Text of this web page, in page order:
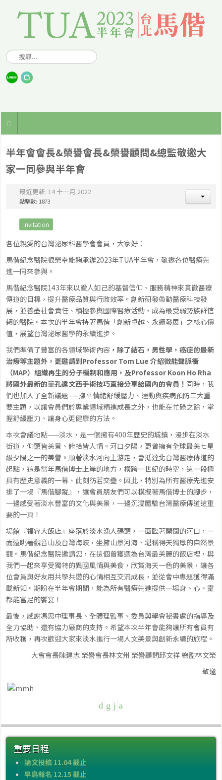
搜
尋
.
.
半年會會長&榮譽會長&榮譽顧問&總監敬邀大
家一同參與半年會
最近更新: 14 十一月 2022
點擊數: 1873
invitation
各位親愛的台灣泌尿科醫學會會員，大家好：
馬偕紀念醫院很榮幸能夠承辦2023年TUA半年會，敬邀各位醫療先
進一同來參與。
馬偕紀念醫院143年來以愛人如己的基督信仰、服務精神來貫徹醫療
傳道的目標，提升醫療品質與行政效率。創新研發帶動醫療科技發
展，並善盡社會責任、積極參與國際醫療活動，成為最受弱勢族群信
賴的醫院。本次的半年會持著馬偕「創新卓越、永續發展」之核心價
值，展望台灣泌尿醫學的永續進步。
我們準備了豐富的各領域學術內容 ，除了結石，男性學，癌症的最新
治療等主題外，更邀請到Professor Tom Lue 介紹微能聲脈衝
（MAP）組織再生的分子機制和應用，及Professor Koon Ho Rha
將國外最新的單孔達文西手術技巧直接分享給國內的會員！ 同時，我
們也加入了全新議題–—撫平情緒舒緩壓力、運動與疾病預防二大重
要主題，以讓會員們於專業領域精進成長之外，也能在忙碌之餘，掌
握舒緩壓力、讓身心更健康的方法。
本次會議地點——淡水，是一個擁有400年歷史的城鎮，漫步在淡水
街道，仰頭皆美景、俯拾皆人情。河口夕陽，更曾擁有全球最美七星
級夕陽之一的美譽。順著淡水河向上游走，會抵達北台灣醫療傳道的
起點，這是當年馬偕博士上岸的地方，橫跨一世紀的時空，這一段極
具有歷史意義的一幕、此刻彷若交疊。因此，特別為所有醫療先進安
排了一場『馬偕腳蹤』，讓會員朋友們可以模擬著馬偕博士的腳步，
一邊感受著淡水豐富的文化與美景，一邊沉浸體驗台灣醫療傳道這重
要的一頁！
場館『福容大飯店』座落於淡水漁人碼頭，一面臨著開闊的河口，一
面遠眺著觀音山及台灣海峽，坐擁山景河海、堪稱得天獨厚的自然景
觀。馬偕紀念醫院邀請您，在這個曾獲選為台灣最美麗的飯店裡，與
我們一起來享受獨特的異國風情與美食，欣賞海天一色的美景，讓各
位會員與好友用共學共遊的心情相互交流成長，並從會中專題獲得滿
載新知。期盼在半年會期間，能為所有醫療先進提供一場身、心、靈
都能富足的饗宴！
最後，感謝馮思中理事長、全體理監事、委員與學會秘書處的指導及
全力協助、還有協力廠商的支持。希望本次半年會能夠讓所有會員有
所收穫，再次歡迎大家來淡水進行一場人文美景與創新永續的旅程。
大會會長陳建志 榮譽會長林文州 榮譽顧問邱文祥 總監林文榮
敬邀
重要日程
論文投稿 11.04 截止
早鳥報名 12.15 截止